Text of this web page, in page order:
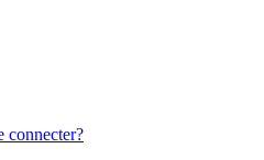
connecter?